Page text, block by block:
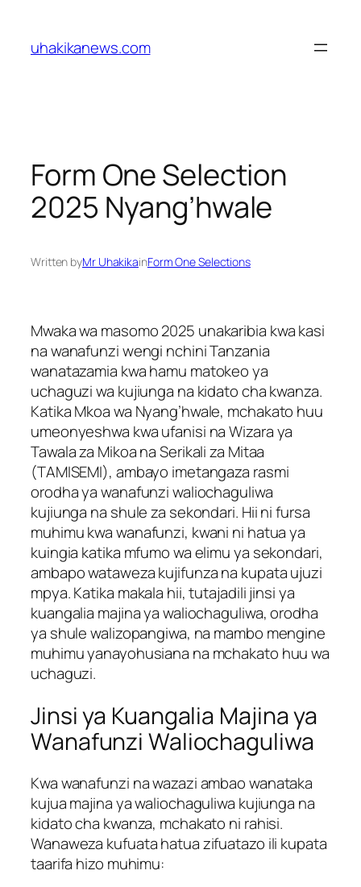
content
uhakikanews.com
Form One Selection
2025 Nyang’hwale
Written byMr UhakikainForm One Selections
Mwaka wa masomo 2025 unakaribia kwa kasi
na wanafunzi wengi nchini Tanzania
wanatazamia kwa hamu matokeo ya
uchaguzi wa kujiunga na kidato cha kwanza.
Katika Mkoa wa Nyang’hwale, mchakato huu
umeonyeshwa kwa ufanisi na Wizara ya
Tawala za Mikoa na Serikali za Mitaa
(TAMISEMI), ambayo imetangaza rasmi
orodha ya wanafunzi waliochaguliwa
kujiunga na shule za sekondari. Hii ni fursa
muhimu kwa wanafunzi, kwani ni hatua ya
kuingia katika mfumo wa elimu ya sekondari,
ambapo wataweza kujifunza na kupata ujuzi
mpya. Katika makala hii, tutajadili jinsi ya
kuangalia majina ya waliochaguliwa, orodha
ya shule walizopangiwa, na mambo mengine
muhimu yanayohusiana na mchakato huu wa
uchaguzi.
Jinsi ya Kuangalia Majina ya
Wanafunzi Waliochaguliwa
Kwa wanafunzi na wazazi ambao wanataka
kujua majina ya waliochaguliwa kujiunga na
kidato cha kwanza, mchakato ni rahisi.
Wanaweza kufuata hatua zifuatazo ili kupata
taarifa hizo muhimu: